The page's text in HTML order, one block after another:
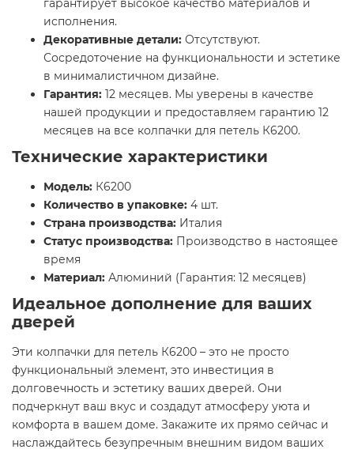
гарантирует высокое качество материалов и
исполнения.
Декоративные детали: Отсутствуют.
Сосредоточение на функциональности и эстетике
в минималистичном дизайне.
Гарантия: 12 месяцев. Мы уверены в качестве
нашей продукции и предоставляем гарантию 12
месяцев на все колпачки для петель К6200.
Технические характеристики
Модель: К6200
Количество в упаковке: 4 шт.
Страна производства: Италия
Статус производства: Производство в настоящее
время
Материал: Алюминий (Гарантия: 12 месяцев)
Идеальное дополнение для ваших
дверей
Эти колпачки для петель К6200 – это не просто
функциональный элемент, это инвестиция в
долговечность и эстетику ваших дверей. Они
подчеркнут ваш вкус и создадут атмосферу уюта и
комфорта в вашем доме. Закажите их прямо сейчас и
наслаждайтесь безупречным внешним видом ваших